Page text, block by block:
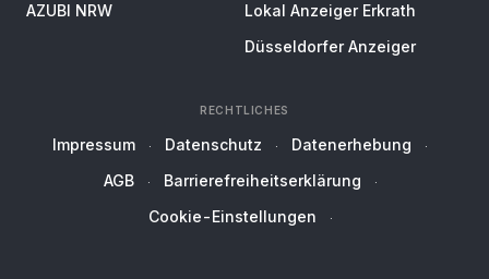
AZUBI NRW
Lokal Anzeiger Erkrath
Düsseldorfer Anzeiger
RECHTLICHES
Impressum Datenschutz
Datenerhebung
AGB
Barrierefreiheitserklärung
Cookie-Einstellungen